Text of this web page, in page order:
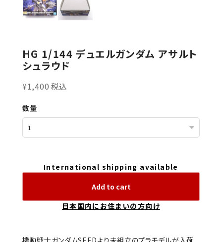
HG 1/144 デュエルガンダム アサルト
シュラウド
¥1,400 税込
数量
International shipping available
Add to cart
日本国内にお住まいの方向け
機動戦士ガンダムSEEDより未組立のプラモデルが入荷